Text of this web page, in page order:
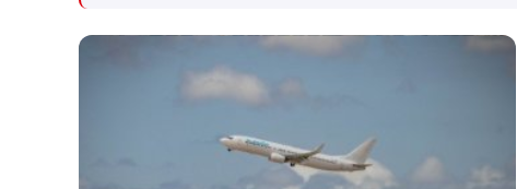
הבוקר בשכונת בקעה בירושלים
בזמן מעבר בהורמוז, שלושה
מהם במהלך השבוע